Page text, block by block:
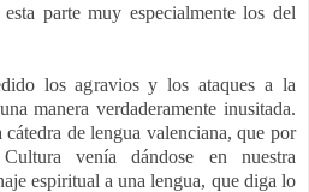
parte muy especialmente los del
los agravios y los ataques a la
manera verdaderamente inusitada.
de lengua valenciana, que por
venía dándose en nuestra
espiritual a una lengua, que diga lo